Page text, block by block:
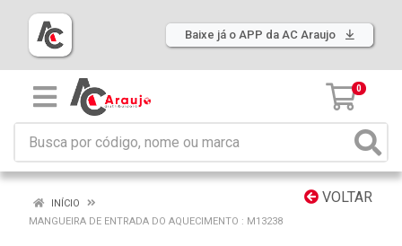
Baixe já o APP da AC Araujo
0
VOLTAR
INÍCIO
MANGUEIRA DE ENTRADA DO AQUECIMENTO : M13238